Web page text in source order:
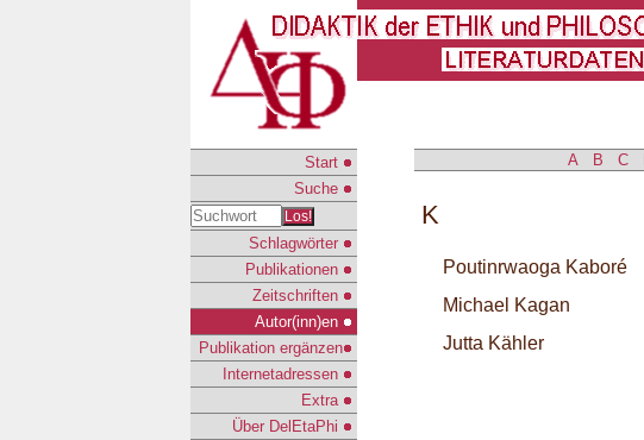
Start
Suche
Los!
Schlagwörter
Publikationen
Zeitschriften
Autor(inn)en
Publikation ergänzen
Internetadressen
Extra
Über DelEtaPhi
A B C
K
Poutinrwaoga Kaboré
Michael Kagan
Jutta Kähler